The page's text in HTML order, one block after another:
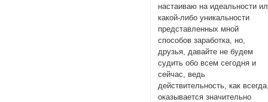
настаиваю на идеальности
какой-либо уникальности
представленных мной
способов заработка, но,
друзья, давайте не будем
судить обо всем сегодня и
сейчас, ведь
действительность, как
оказывается значительно